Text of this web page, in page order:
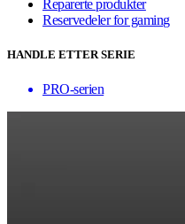
Reparerte produkter
Reservedeler for gaming
HANDLE ETTER SERIE
PRO-serien